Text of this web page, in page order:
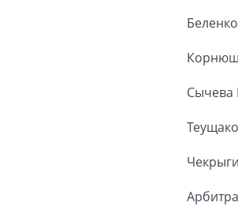
Сычева